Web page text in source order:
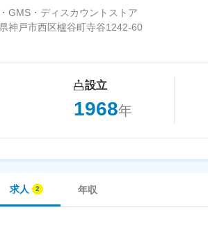
GMS・ディスカウントストア
神戸市西区櫨谷町寺谷1242-60
設立
1968年
求人 年収